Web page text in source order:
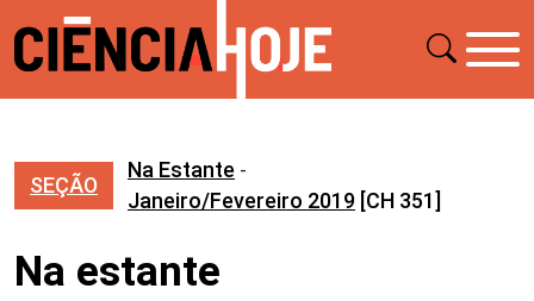
SEÇÃO
Na Estante -
Janeiro/Fevereiro 2019 [CH 351]
Na estante